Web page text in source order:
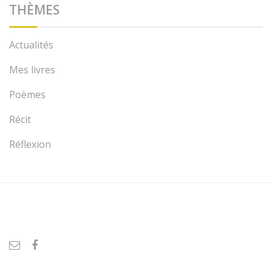
THÈMES
Actualités
Mes livres
Poèmes
Récit
Réflexion